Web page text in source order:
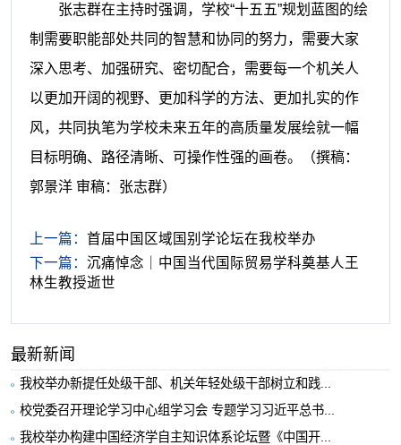
张志群在主持时强调，学校“十五五”规划蓝图的绘
制需要职能部处共同的智慧和协同的努力，需要大家
深入思考、加强研究、密切配合，需要每一个机关人
以更加开阔的视野、更加科学的方法、更加扎实的作
风，共同执笔为学校未来五年的高质量发展绘就一幅
目标明确、路径清晰、可操作性强的画卷。
（撰稿：
郭景洋 审稿：张志群）
上一篇： 首届中国区域国别学论坛在我校举办
下一篇： 沉痛悼念｜中国当代国际贸易学科奠基人王
林生教授逝世
最新新闻
我校举办新提任处级干部、机关年轻处级干部树立和践...
校党委召开理论学习中心组学习会 专题学习习近平总书...
我校举办构建中国经济学自主知识体系论坛暨《中国开...